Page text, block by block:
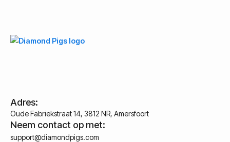
Adres:
Oude Fabriekstraat 14, 3812 NR, Amersfoort
Neem contact op met:
support@diamondpigs.com